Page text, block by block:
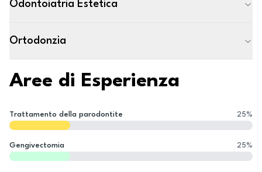
Odontoiatria Estetica
Ortodonzia
Aree di Esperienza
Trattamento della parodontite 25%
Gengivectomia 25%